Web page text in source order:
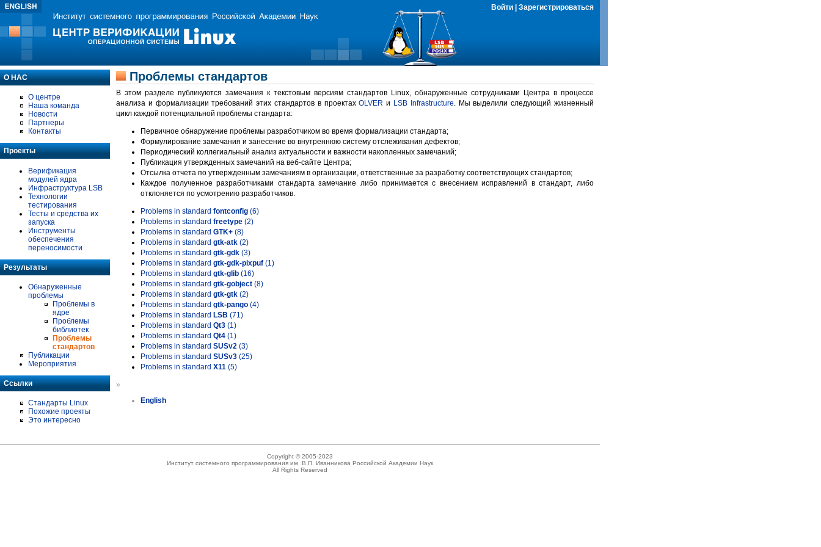
Войти Зарегистрироваться
О НАС
О центре
Наша команда
Новости
Партнеры
Контакты
Проекты
Верификация
модулей ядра
Инфраструктура LSB
Технологии
тестирования
Тесты и средства их
запуска
Инструменты
обеспечения
переносимости
Результаты
Обнаруженные
проблемы
Проблемы в
ядре
Проблемы
библиотек
Проблемы
стандартов
Публикации
Мероприятия
Ссылки
Стандарты Linux
Похожие проекты
Это интересно
Проблемы стандартов
В этом разделе публикуются замечания к текстовым версиям стандартов Linux, обнаруженные сотрудниками Центра в процессе
анализа и формализации требований этих стандартов в проектахOLVER и LSB Infrastructure. Мы выделили следующий жизненный
цикл каждой потенциальной проблемы стандарта:
Первичное обнаружение проблемы разработчиком во время формализации стандарта;
Формулирование замечания и занесение во внутреннюю систему отслеживания дефектов;
Периодический коллегиальный анализ актуальности и важности накопленных замечаний;
Публикация утвержденных замечаний на веб-сайте Центра;
Отсылка отчета по утвержденным замечаниям в организации, ответственные за разработку соответствующих стандартов;
Каждое полученное разработчиками стандарта замечание либо принимается с внесением исправлений в стандарт, либо
отклоняется по усмотрению разработчиков.
Problems in standard fontconfig (6)
Problems in standard freetype (2)
Problems in standard GTK+ (8)
Problems in standard gtk-atk (2)
Problems in standard gtk-gdk (3)
Problems in standard gtk-gdk-pixpuf (1)
Problems in standard gtk-glib (16)
Problems in standard gtk-gobject (8)
Problems in standard gtk-gtk (2)
Problems in standard gtk-pango (4)
Problems in standard LSB (71)
Problems in standard Qt3 (1)
Problems in standard Qt4 (1)
Problems in standard SUSv2 (3)
Problems in standard SUSv3 (25)
Problems in standard X11 (5)
»
English
Copyright © 2005-2023
Институт системного программирования им. В.П. Иванникова Российской Академии Наук
All Rights Reserved